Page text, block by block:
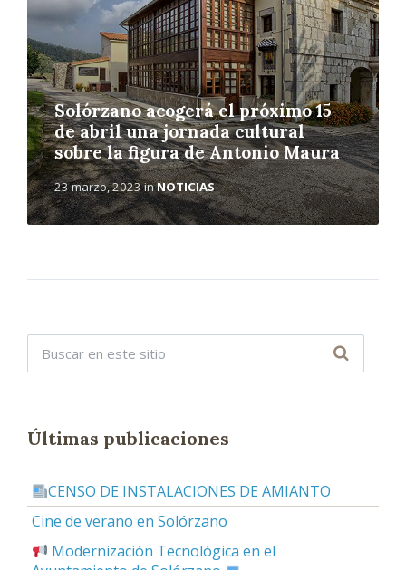
Solórzano acogerá el próximo 15
de abril una jornada cultural
sobre la figura de Antonio Maura
23 marzo, 2023inNOTICIAS
Últimas publicaciones
CENSO DE INSTALACIONES DE AMIANTO
Cine de verano en Solórzano
Modernización Tecnológica en el